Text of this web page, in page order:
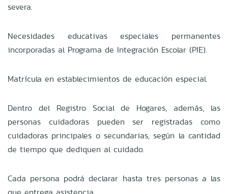
severa.
Necesidades educativas especiales permanentes
incorporadas al Programa de Integración Escolar (PIE).
Matrícula en establecimientos de educación especial.
Dentro del Registro Social de Hogares, además, las
personas cuidadoras pueden ser registradas como
cuidadoras principales o secundarias, según la cantidad
de tiempo que dediquen al cuidado.
Cada persona podrá declarar hasta tres personas a las